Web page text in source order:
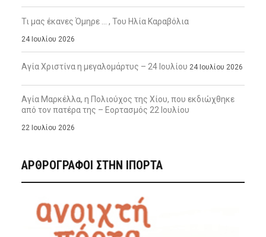
Τι μας έκανες Όμηρε … , Του Ηλία Καραβόλια
24 Ιουλίου 2026
Αγία Χριστίνα η μεγαλομάρτυς – 24 Ιουλίου 24 Ιουλίου 2026
Αγία Μαρκέλλα, η Πολιούχος της Χίου, που εκδιώχθηκε
από τον πατέρα της – Εορτασμός 22 Ιουλίου
22 Ιουλίου 2026
ΑΡΘΡΟΓΡΑΦΟΙ ΣΤΗΝ IΠΟΡΤΑ